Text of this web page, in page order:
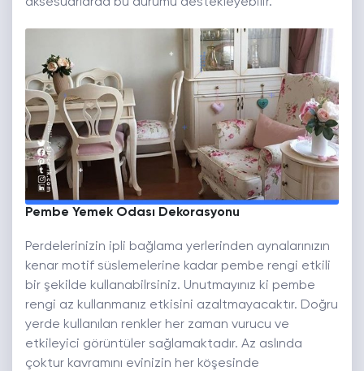
Pembe Yemek Odası Dekorasyonu
Perdelerinizin ipli bağlama yerlerinden aynalarınızın
kenar motif süslemelerine kadar pembe rengi etkili
bir şekilde kullanabilrsiniz. Unutmayınız ki pembe
rengi az kullanmanız etkisini azaltmayacaktır. Doğru
yerde kullanılan renkler her zaman vurucu ve
etkileyici görüntüler sağlamaktadır. Az aslında
çoktur kavramını evinizin her köşesinde